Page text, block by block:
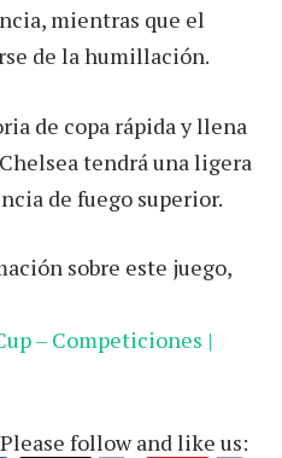
mientras que el
de la humillación.
de copa rápida y llena
tendrá una ligera
de fuego superior.
sobre este juego,
– Competiciones |
Please follow and like us: